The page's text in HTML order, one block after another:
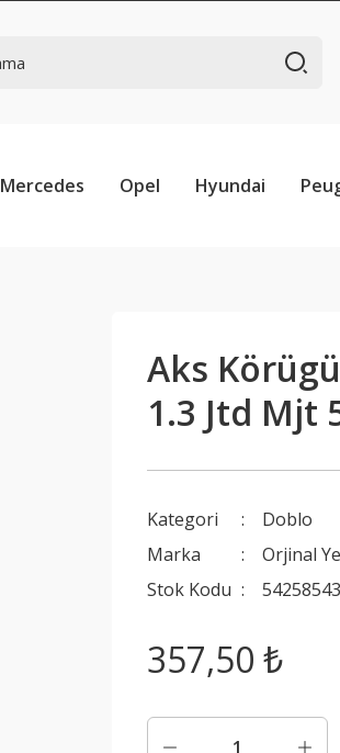
Mercedes Opel Hyundai
Aks
1.3 Jtd Mjt
Kategori
Doblo
Marka
Orjinal
Stok Kodu
357,50 ₺